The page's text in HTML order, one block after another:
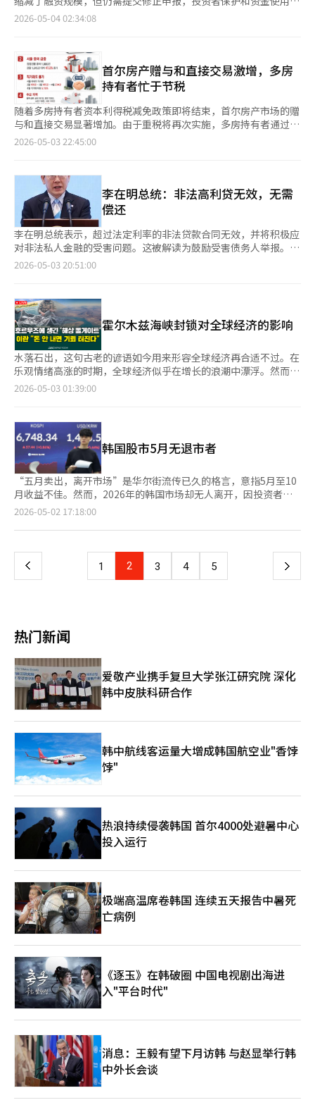
济整体的防波堤和同时的要害，这种结构绝不稳定。韩国经济当前
的任务明确：将半导体的成功扩散至整个产业。AI时代的受益不应
产业。半导体在前引领，其他产业跟随，才能形成真正的产业竞争
力。中小制造业的生产力提升也迫在眉睫。韩国产业最薄弱的环节
不是大企业，而是产业的“腰部”。智能工厂和工艺自动化、能源
效率改善、技术人员再培训、出口渠道拓展需在实际场景中运作。
单纯的补贴政策不足，金融、技术、人力政策需有机结合。地方产
业生态也需关注。一个半导体集群无法替代全国产业的未来。造船
和汽车零部件、钢铁、化工、机械、基础产业等各地需要不同策
精密加工技师、电池工艺工程师、AI制造软件人员等各产业均缺乏
熟练人力。大学扩招无法解决问题，职业高中和专科、地方大学、
企业培训体系需与产业现场直接连接。内需恢复也很重要。出口是
经济引擎，内需是国民生活的感受温度。即使增长率高，消费不
振，国民无法感受到经济复苏。物价、利率、住房成本、家庭债
务、自营业衰退仍压制消费。即使半导体出口好，若社区商圈崩
溃，经济复苏只是空话。政府的信息也需诚实。好的指标应积极评
营业仍困难。这一现实不隐瞒是政策信任的起点。政治界也不应将
经济作为政治斗争的素材。执政党若只强调增长率自我吹嘘，反对
党若只突出感受经济否定整体经济，两者都不负责任。产业现场比
政治口号更迫切感受到电费、利率、人力短缺、海外订单状况。韩
国经济正迎来重要机遇。半导体繁荣为我们赢得时间。关键在于如
何利用这段时间。是止步于短期成果宣传，还是用于重整产业结
构、增强经济体质。若将一个产业的繁荣误认为国家经济整体健
康，下一次危机将更深。相反，若现在加强制造业的腰部，扩大产
的基础。经济的基本原理简单。比起一个产业强大的经济，多产业
共同支撑的经济更强。比起少数大企业好的经济，中小企业和地方
产业共同复苏的经济更持久。比起增长率数字，国民通过就业和收
入感受到的经济才是真正健康的经济。半导体是韩国经济的宝贵资
产。但不能将国家经济的未来全部寄托于一个产业。产业根基深
厚、生态广阔，经济才不会动摇。现在需要的不是对半导体繁荣的
欢呼，而是冷静看待其背后的结构性差距和脆弱性。今年第一季度
的增长率无疑是有意义的成绩单。但不能因为一个科目分数高就说
学生整体健康。半导体带来的增长光芒越强，其阴影也需更冷静地
报道经人工智能（AI）系统翻译与编辑。
仍是未知数。路透社称，科恩已从TD银行获得200亿美元的债务融
资承诺。游戏驿站截至1月底的现金及现金等价物和有价证券为90
两家公司规模差异明显。游戏驿站市值约120亿美元，远低于eBay
的约460亿美元。 eBay业绩回升也是一个变数。eBay最近一季度
收入为30.89亿美元，总商品销售额为222亿美元，较去年增长
18%。第二季度收入预期也高于市场预期。鉴于业绩回升，股东是
否会接受提议仍不确定。 游戏驿站通过重组提高了盈利能力，但
主营业务增长乏力。2025财年第四季度收入为11.04亿美元，较去
年减少。尽管现金流有所增加，但此次交易规模仍被认为超出游戏
驿站单独承受能力。 市场认为此次提议不仅仅是收购战，科恩的
筹措和股东说服这两个关键问题，此次提议可能仅是象征性声明。
※ 本报道经人工智能（AI）系统翻译与编辑。
合理性成为关键因素。据业内消息，韩华解决方案于上月30日接到
未被受理。此前，韩华解决方案宣布计划通过增资筹集2.4万亿韩
元用于偿还债务，旨在防止因行业不景气导致的信用评级下调。然
而，市场反应冷淡，因未与股东充分沟通便决定大规模发行新股，
并将大部分资金用于还债，引发争议。尽管将增资规模缩减至1.8
万亿韩元重新申请，但仍未通过金融监管机构的审核。监管机构认
为信息披露不充分，尤其是韩华解决方案持有的价值5万亿韩元的
非经营性资产成为问题。市场建议韩华解决方案重新设计增资方
案，具体说明资金用途和财务改善效果，同时提出保护股东价值的
第三方增资，但外部投资者需求不足，集团内参与增资的子公司也
有限，实施难度较大。韩华解决方案表示，将认真接受金融监管机
构的修正要求，准备符合要求的申报书。公司称，将谦虚地反思股
东和媒体对增资的意见，认真准备修正申报。※ 本报道经人工智
能（AI）系统翻译与编辑。
2026-05-04 02:34:08
首尔房产赠与和直接交易激增，多房
持有者忙于节税
随着多房持有者资本利得税减免政策即将结束，首尔房产市场的赠
与和直接交易显著增加。由于重税将再次实施，多房持有者通过赠
与、家庭内部低价转让等方式进行节税。 根据大法院登记信息广
记录。全国范围内的赠与数量也达到5560件，创下自2022年12月
以来的新高。 在首尔，松坡区的赠与数量最多，为161件。其次是
阳川区135件，芦原区118件，瑞草区115件，龙山区106件，江南
区和铜雀区各104件。龙山区的赠与数量从上月的54件增加到106
件，增幅显著。 首尔公寓的直接交易也在增加。根据国土交通部
的数据显示，首尔公寓的直接交易数量从2月的109件增加到3月的
185件，4月达到234件。4月的直接交易占总交易的5.15%。 现行
的继承税和赠与税法规定，即使是特殊关系人之间的交易，只要申
被视为赠与。 多房持有者的资本利得税减免政策将于9日结束。从
10日起，调控区域内的多房持有者出售房产时，2套房加收20个百
分点，3套及以上加收30个百分点，实际税率最高可达82.5%。 政
府为减少政策结束带来的混乱，制定了补充措施。9日前申请土地
交易许可并在规定时间内完成交易手续的，可以避免重税。江南三
区和龙山区需在9月9日前完成，其他地区需在11月9日前完成。 业
内人士表示，“在剩余时间内，多房持有者将继续进行节税操
作。”同时指出，“低价转让或负担赠与可能会被税务机关审查，
2026-05-03 22:45:00
李在明总统：非法高利贷无效，无需
偿还
李在明总统表示，超过法定利率的非法贷款合同无效，并将积极应
对非法私人金融的受害问题。这被解读为鼓励受害债务人举报。 3
日，李总统在X（前推特）上分享了金融委员会主席李亿源的文
正案已通过国务会议，强调年利率超过60%的贷款合同本金和利息
均无效。 该修正案旨在简化受害者的举报程序，具体化了举报表
格。信用恢复委员会运营的市民金融综合支持中心可以请求科学技
术信息通信部停止使用非法催收或贷款广告的电话号码。 去年7
月，政府已修改贷款业务法实施令，为超高利率非法贷款合同提供
无效依据。涉及性剥削、人口贩卖、暴力或威胁的合同，以及年利
率超过60%的非法贷款合同，其本金和利息均可被视为无效。 金
融当局认为，此次实施令修正将使受害者更容易举报非法金融，并
威胁性催收等侵害民生的非法金融行为。
2026-05-03 20:51:00
霍尔木兹海峡封锁对全球经济的影响
水落石出，这句古老的谚语如今用来形容全球经济再合适不过。在
乐观情绪高涨的时期，全球经济似乎在增长的浪潮中漂浮。然而，
战争的冲击揭示了隐藏的结构性脆弱性。作为世界最大石油进口
上涨约20%，导致生产成本增加。广州和浙江的工厂因成本压力推
迟订单或减少生产。一些商人警告称，全球服装价格上涨不可避
免。战争推高了原油价格，这一冲击通过纺织品传导到服装价格，
显示出现代工业对石油的深度依赖。问题不仅限于纺织业。金融时
报和华尔街日报指出，中国制造业面临原材料价格上涨和物流障碍
的双重压力。特别是依赖中东市场的电动车产业受到意外打击。战
争导致物流中断，港口堆积着等待出口的车辆，现金流紧张。一些
企业的中东出口占比高达80%至90%，几乎陷入停滞。需求存在
但供应受阻，这是战争经济的特征。这不仅是经济放缓，而是结构
这种经济冲击迅速演变为外交困境。中国每天进口超过1000万桶
原油，其中大部分通过霍尔木兹海峡。该海峡是全球原油运输的关
格上涨导致炼油利润不稳定，加上政府的价格控制政策，企业盈利
仅是企业问题，更是国家经济能源基础的动摇。中国在外交上面临
更大挑战。中国需在保持与伊朗的战略合作关系的同时，加强与沙
特阿拉伯的经济关系。尽管可以扩大俄罗斯石油进口，但物流和支
付系统的限制仍然存在。在与美国的战略竞争中，能源供应链愈加
政治化。路透社分析称，中国试图定位为稳定的经济伙伴和和平调
解者，但实际上是在能源安全的紧迫利益中运作。伊朗不仅是供应
商，其控制霍尔木兹海峡的地缘位置本身就是战略资产。即使不实
施封锁，仅仅是可能性就足以扰乱市场，导致价格上涨、保险费增
加和物流风险扩大。能源不再是简单的商品，而是政治、军事和外
交交织的“战略资产”。俄罗斯是另一个重要因素。西方制裁后，
俄罗斯以折扣价向中国和印度供应石油，建立了新市场。这对中国
短期有利，但长期来看，能源依赖集中于特定国家存在风险。美国
试图遏制这一趋势，将能源供应链作为战略工具。在这复杂的外交
战中，中国努力保持平衡。然而，平衡越来越难以维持。一方的合
作往往导致另一方的紧张。经济需要稳定的供应，但政治环境不允
的考验期。如果油价继续上涨，制造业的成本压力将加大。如果出
口不恢复，库存和债务问题可能同时恶化。国内需求也可能在通胀
压力下萎缩。国际投资银行纷纷下调中国的短期增长预期。将这一
情况视为简单的经济周期是危险的。这是结构性脆弱性的暴露。中
国经济一直依赖低成本生产、稳定的供应链和大规模出口的三角结
构成长。然而，现在这三大支柱同时动摇。原材料价格上涨、物流
障碍和地缘政治风险同时发挥作用。战争的水退去，露出了底下的
石头。中国可以通过战略储备和外交在短期内应对这场危机。但从
长远来看，必须进行能源结构重组、供应链多元化和产业结构升
级。问题在于时间不多。战争不会等待，市场反应更快。最终的问
新的时代秩序将重新建立。
2026-05-03 01:39:00
韩国股市5月无退市者
“五月卖出，离开市场”是华尔街流传已久的格言，意指5月至10
月收益不佳。然而，2026年的韩国市场却无人离开，因投资者普
遍相信股市将继续上涨。韩国综合股价指数在4月飙升30.61%，迅
三星电子和SK海力士的合并营业利润超过95万亿韩元，AI芯片超
度。股市独涨，韩元和债券却动荡不安。韩元兑美元汇率在1480
韩元左右波动，国债利率上升，首尔汽油价格超过每升2000韩
元的历史新高，4月增加约2.7万亿韩元。个人投资者借贷入市，
NH投资证券、KB证券、韩国投资证券纷纷限制信用供给，市场热
度超越证券公司风险管理速度。韩国综合股价指数和科斯达克市值
已达国内生产总值的两倍，所谓“巴菲特指数”接近200。虽然美
国股市在超低利率时代也长期保持高巴菲特指数，但关键在于上涨
过程。几周前，韩国市场仍因战争、油价、汇率和经济放缓的恐惧
而动荡，如今战争反成利好。投资者习惯于“利空中上涨的市场更
强”的逻辑，市场持续上涨让人们相信自己的判断正确，这种信念
引发更大杠杆。泡沫始于心理，而非数字。“五月卖出”并非必
然。过去33年，美国股市在5月至10月期间上涨25次，德意志银行
称此策略为“掷硬币概率游戏”。此次上涨有业绩支撑，三星电子
和SK海力士的利润增长是现实，AI产业推动的电力和内存需求扩张
是结构性变化。然而，市场总是先于业绩兴奋。金融市场反复过
知。经济学家海曼·明斯基称“稳定孕育不安”，市场长期稳定
后，人们承担更大风险，最终小冲击可摧毁过度杠杆。韩国市场并
非立刻崩溃，韩国综合股价指数可能继续上涨至7000点。问题在
于速度而非方向，市场往往在兴奋中狂奔，突然恢复冷静。因此，
现在需要的不是“五月必卖”的恐惧，也不是“AI时代无尽上
涨”的乐观，而是对速度的质疑。市场总在最热时，留给最冷静提
问者最后机会。※ 本报道经人工智能（AI）系统翻译与编辑。
2026-05-02 17:18:00
上
页
1 2 3 4 5 下
热门新闻
爱敬产业携手复旦大学张江研究院 深化
韩中皮肤科研合作
韩中航线客运量大增成韩国航空业"香饽
饽"
热浪持续侵袭韩国 首尔4000处避暑中心
投入运行
极端高温席卷韩国 连续五天报告中暑死
亡病例
《逐玉》在韩破圈 中国电视剧出海进
入"平台时代"
消息：王毅有望下月访韩 与赵显举行韩
中外长会谈